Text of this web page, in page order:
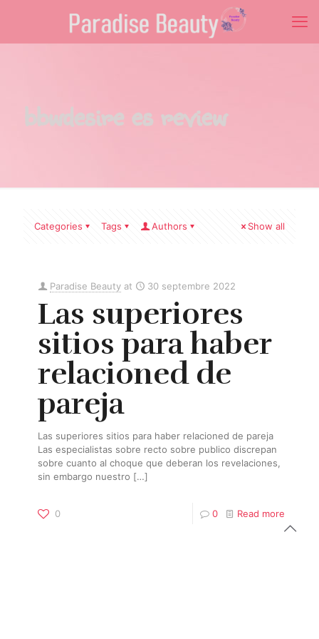
bbwdesire es review
Categories Tags Authors Show all
Paradise Beauty at 30 septembre 2022
Las superiores
sitios para haber
relacioned de
pareja
Las superiores sitios para haber relacioned de pareja
Las especialistas sobre recto sobre publico discrepan
sobre cuanto al choque que deberan los revelaciones,
sin embargo nuestro […]
0 0 Read more